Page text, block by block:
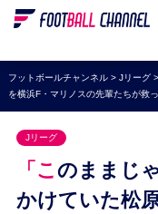
WEリーグ
海外サッカー
プレミアリー
セリエA
ブンデスリー
フットボールチャンネル> Jリーグ>
を横浜F・マリノスの先輩たちが救
Jリーグ
「このままじゃダメだ」あのとき、腐り
かけていた松